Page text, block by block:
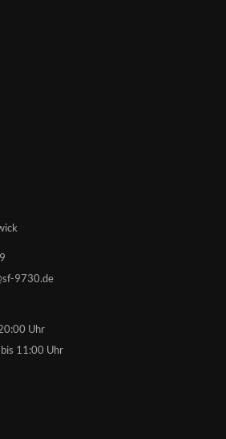
9730.de
Uhr
11:00 Uhr